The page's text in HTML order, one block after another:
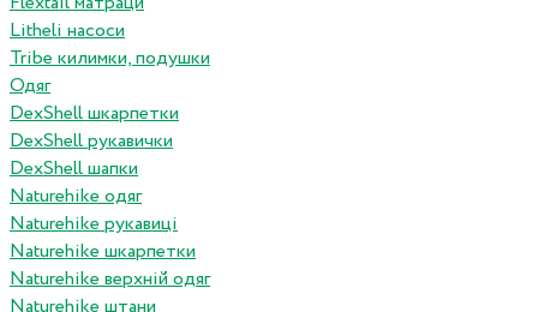
Litheli насоси
Tribe килимки, подушки
Одяг
DexShell шкарпетки
DexShell рукавички
DexShell шапки
Naturehike одяг
Naturehike рукавиці
Naturehike шкарпетки
Naturehike верхній одяг